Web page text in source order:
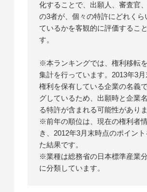
化することで、出願人、審査官
の3者が、個々の特許にどれくら
ているかを客観的に評価するこ
す。
※本ランキングでは、権利移転
集計を行っています。2013年3
権利を保有している企業の名義
グしているため、出願時と企業
る特許が含まれる可能性がありま
※前年の順位は、現在の権利者
き、2012年3月末時点のポイン
た結果です。
※業種は総務省の日本標準産業
に分類しています。